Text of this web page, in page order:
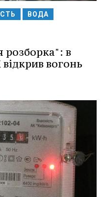
ВОДА
розборка": в
вогонь